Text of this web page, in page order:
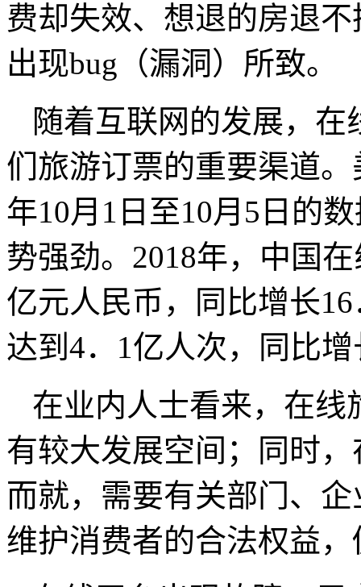
费却失效、想退的房退
出现bug（漏洞）所致。
随着互联网的发展，
们旅游订票的重要渠道
年10月1日至10月5日的
势强劲。2018年，中国
亿元人民币，同比增长
达到4．1亿人次，同比
在业内人士看来，在线
有较大发展空间；同时
而就，需要有关部门、
维护消费者的合法权益